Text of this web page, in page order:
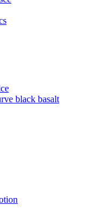
black basalt